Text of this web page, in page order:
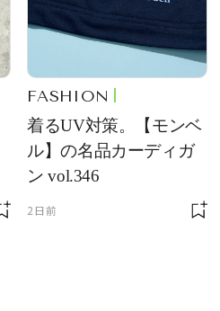
FASHION
着るUV対策。【モンベ
ル】の名品カーディガ
ン vol.346
2日前